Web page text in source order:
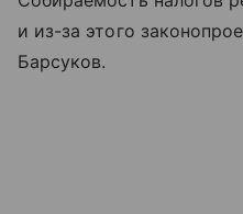
и из-за этого
Барсуков.